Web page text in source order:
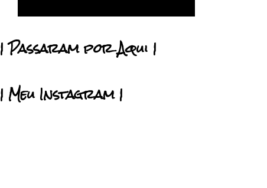
| Passaram por Aqui |
| Meu Instagram |